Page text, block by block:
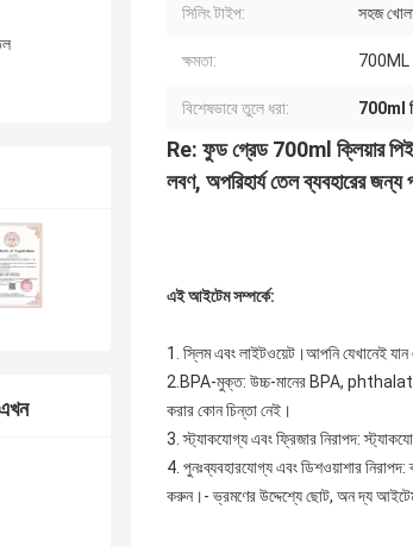
সিলিং টাইপ: সহজ
ক্ষমতা: 700ML
বিশেষভাবে তুলে ধরা: 700ml
Re: ফুড গ্রেড 700ml ক্লিয়ার পিইটি
লবণ, অপরিহার্য তেল ব্যবহারের জন্য
এই আইটেম সম্পর্কে:
1. স্লিম এবং লাইটওয়েট।আপনি যেখানেই যান
2.BPA-মুক্ত: উচ্চ-মানের BPA, phthalate-
করার কোন চিন্তা নেই।
3. স্ট্যাকযোগ্য এবং ফ্রিজার নিরাপদ:
4. পুনঃব্যবহারযোগ্য এবং ডিশওয়াশার নিরাপদ:
করুন।- ভ্রমণের উদ্দেশ্যে ছোট, অন দ্য